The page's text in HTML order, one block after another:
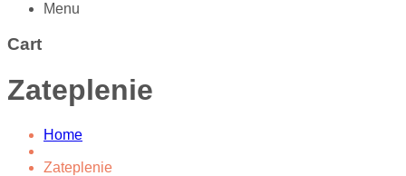
Menu
Cart
Zateplenie
Home
Zateplenie